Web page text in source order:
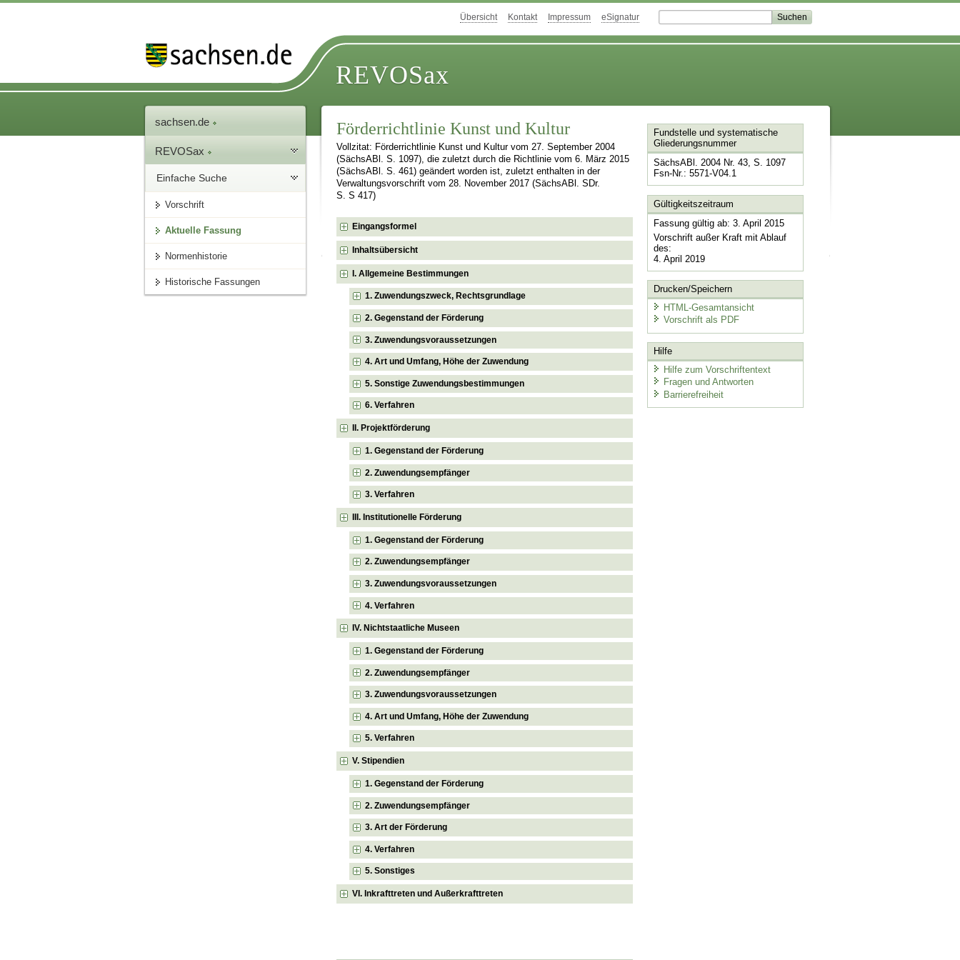
Übersicht Kontakt Impressum eSignatur
REVOSax
sachsen.de
REVOSax
Einfache Suche
Vorschrift
Aktuelle Fassung
Normenhistorie
Historische Fassungen
Förderrichtlinie Kunst und Kultur
Vollzitat: Förderrichtlinie Kunst und Kultur vom 27. September 2004
(SächsABl. S. 1097), die zuletzt durch die Richtlinie vom 6. März 2015
(SächsABl. S. 461) geändert worden ist, zuletzt enthalten in der
Verwaltungsvorschrift vom 28. November 2017 (SächsABl. SDr.
S. S 417)
Eingangsformel
Inhaltsübersicht
I. Allgemeine Bestimmungen
1. Zuwendungszweck, Rechtsgrundlage
2. Gegenstand der Förderung
3. Zuwendungsvoraussetzungen
4. Art und Umfang, Höhe der Zuwendung
5. Sonstige Zuwendungsbestimmungen
6. Verfahren
II. Projektförderung
1. Gegenstand der Förderung
2. Zuwendungsempfänger
3. Verfahren
III. Institutionelle Förderung
1. Gegenstand der Förderung
2. Zuwendungsempfänger
3. Zuwendungsvoraussetzungen
4. Verfahren
IV. Nichtstaatliche Museen
1. Gegenstand der Förderung
2. Zuwendungsempfänger
3. Zuwendungsvoraussetzungen
4. Art und Umfang, Höhe der Zuwendung
5. Verfahren
V. Stipendien
1. Gegenstand der Förderung
2. Zuwendungsempfänger
3. Art der Förderung
4. Verfahren
5. Sonstiges
VI. Inkrafttreten und Außerkrafttreten
Fundstelle und systematische
Gliederungsnummer
SächsABl. 2004 Nr. 43, S. 1097
Fsn-Nr.: 5571-V04.1
Gültigkeitszeitraum
Fassung gültig ab: 3. April 2015
Vorschrift außer Kraft mit Ablauf
des:
4. April 2019
Drucken/Speichern
HTML-Gesamtansicht
Vorschrift als PDF
Hilfe
Hilfe zum Vorschriftentext
Fragen und Antworten
Barrierefreiheit